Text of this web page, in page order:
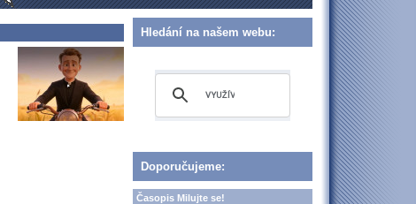
Hledání na našem webu:
Doporučujeme:
Časopis Milujte se!